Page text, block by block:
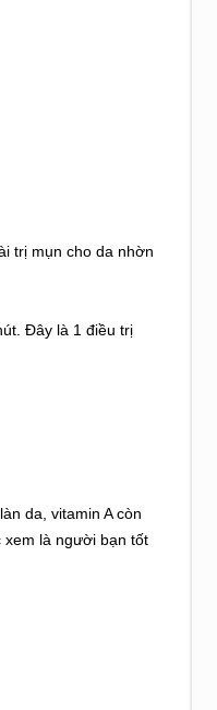
trị mụn cho da nhờn
Đây là 1 điều trị
da, vitamin A còn
xem là người bạn tốt